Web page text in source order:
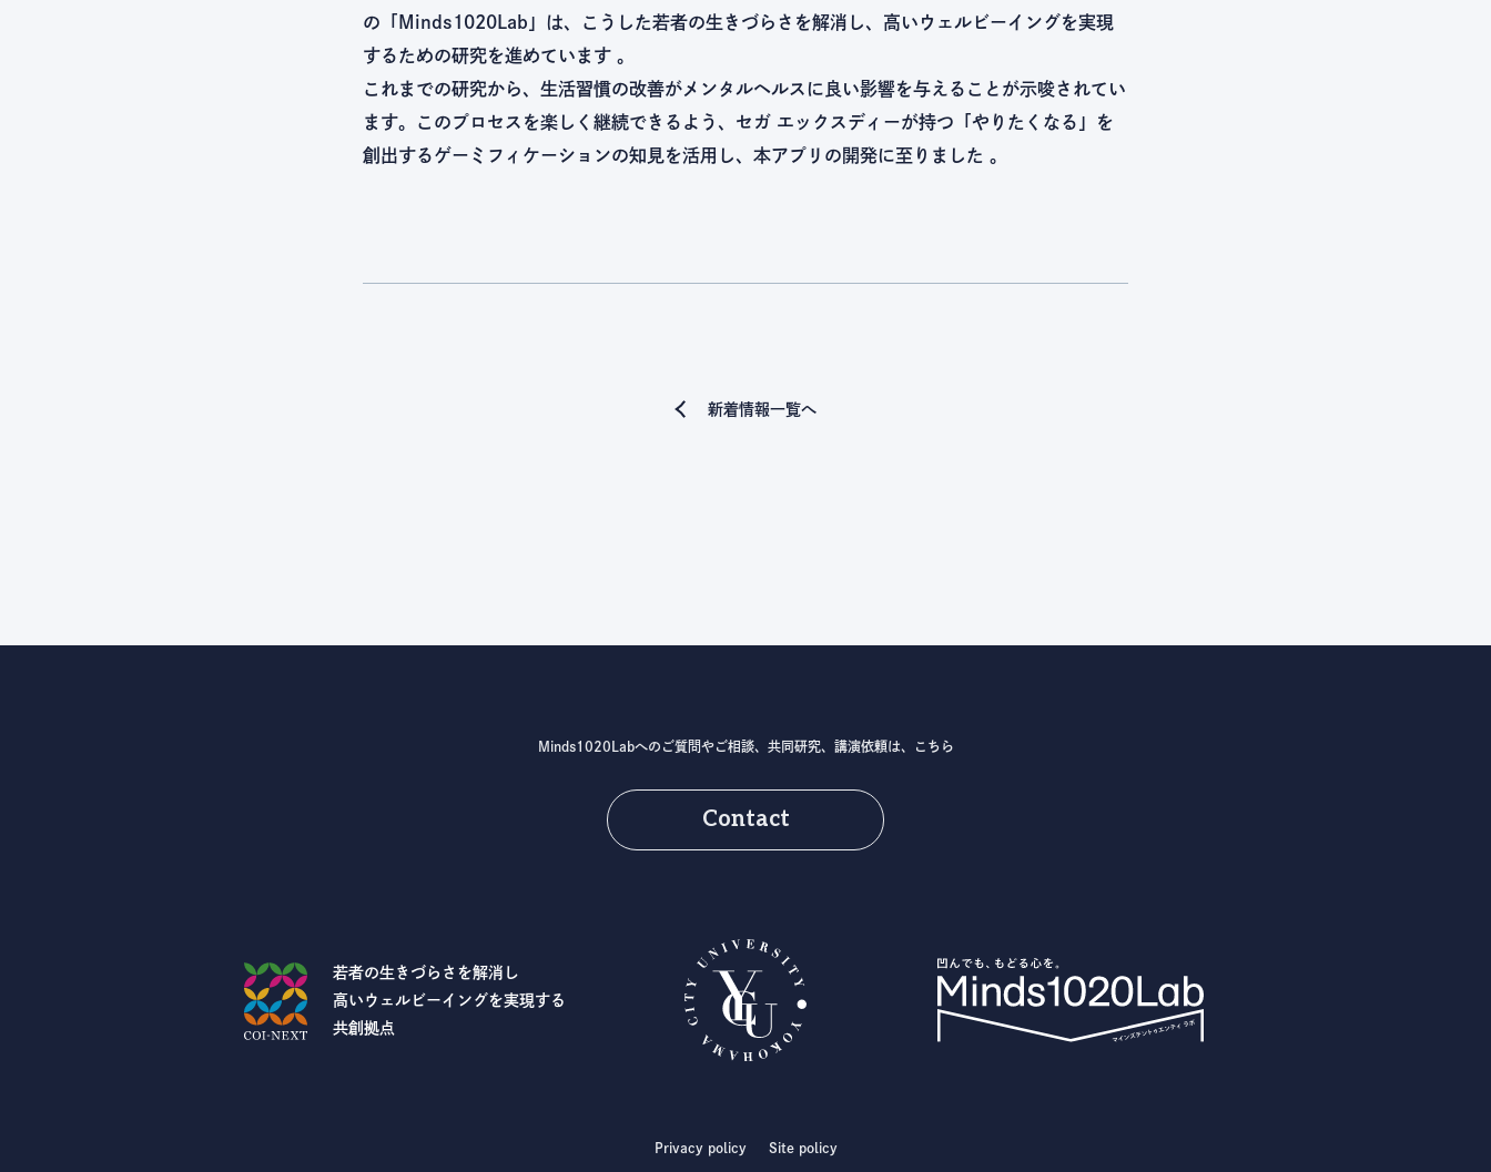
の「Minds1020Lab」は、こうした若者の生きづらさを解消し、高いウェルビーイングを実現
するための研究を進めています 。
これまでの研究から、生活習慣の改善がメンタルヘルスに良い影響を与えることが示唆されてい
ます。このプロセスを楽しく継続できるよう、セガ エックスディーが持つ「やりたくなる」を
創出するゲーミフィケーションの知見を活用し、本アプリの開発に至りました 。
新着情報一覧へ
Minds1020Labへのご質問やご相談、 共同研究、講演依頼は、こちら
Contact
若者の生きづらさを解消し
高いウェルビーイングを実現する
共創拠点
Privacy policy Site policy